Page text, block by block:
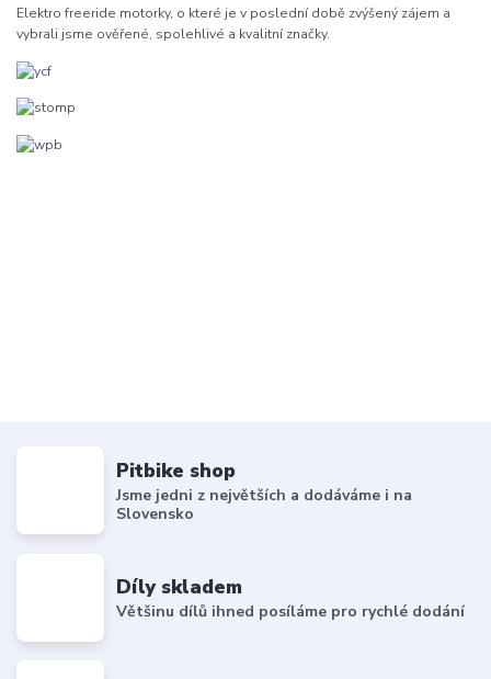
Elektro freeride motorky, o které je v poslední době zvýšený zájem a
vybrali jsme ověřené, spolehlivé a kvalitní značky.
Pitbike shop
Jsme jedni z největších a dodáváme i na
Slovensko
Díly skladem
Většinu dílů ihned posíláme pro rychlé dodání